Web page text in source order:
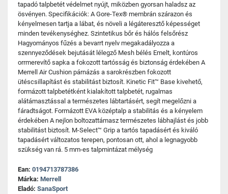
tapadó talpbetét védelmet nyújt, miközben gyorsan haladsz az
ösvényen. Specifikációk: A Gore-Tex® membrán szárazon és
kényelmesen tartja a lábat, és növeli a légáteresztő képességet
minden tevékenységhez. Szintetikus bőr és hálós felsőrész
Hagyományos fűzés a bevarrt nyelv megakadályozza a
szennyeződések bejutását lélegző Mesh bélés Emelt, kontúros
orrmerevítő sapka a fokozott tartósság és biztonság érdekében A
Merrell Air Cushion párnázás a sarokrészben fokozott
ütéscsillapítást és stabilitást biztosít. Kinetic Fit™ Base kivehető,
formázott talpbetétként kialakított talpbetét, rugalmas
alátámasztással a természetes lábtartásért, segít megelőzni a
fáradtságot. Formázott EVA középtalp a stabilitás és a kényelem
érdekében A nejlon boltozattámasz természetes lábhajlást és jobb
stabilitást biztosít. M-Select™ Grip a tartós tapadásért és kiváló
tapadásért változatos terepen, pontosan ott, ahol a legnagyobb
szükség van rá. 5 mm-es talpmintázat mélység
Ean: 0194713787386
Márka: Merrell
Eladó: SanaSport